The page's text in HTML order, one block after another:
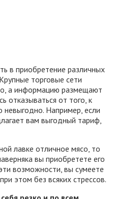
в приобретение различных
торговые сети
а информацию размещают
отказываться от того, к
невыгодно. Например, если
вам выгодный тариф,
лавке отличное мясо, то
вы приобретете его
возможности, вы сумеете
этом без всяких стрессов.